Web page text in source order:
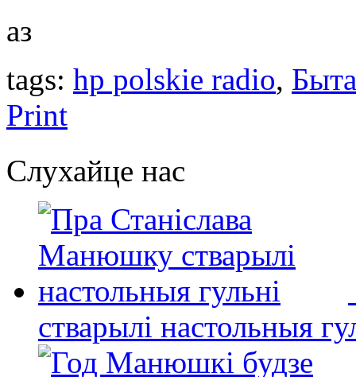
аз
tags: hp polskie radio,
Print
Слухайце нас
стварылі настольныя